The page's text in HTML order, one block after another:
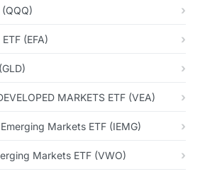
(EFA)
MARKETS ETF (VEA)
Markets ETF (IEMG)
Markets ETF (VWO)